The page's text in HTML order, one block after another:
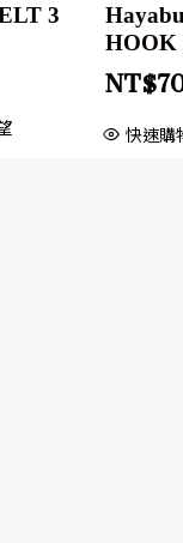
3
NT$
快速購